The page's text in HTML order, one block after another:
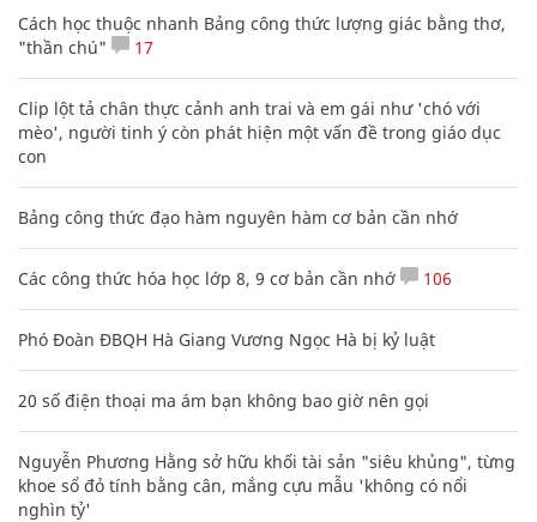
Cách học thuộc nhanh Bảng công thức lượng giác bằng thơ,
"thần chú"
17
Clip lột tả chân thực cảnh anh trai và em gái như 'chó với
mèo', người tinh ý còn phát hiện một vấn đề trong giáo dục
con
Bảng công thức đạo hàm nguyên hàm cơ bản cần nhớ
Các công thức hóa học lớp 8, 9 cơ bản cần nhớ 106
Phó Đoàn ĐBQH Hà Giang Vương Ngọc Hà bị kỷ luật
20 số điện thoại ma ám bạn không bao giờ nên gọi
Nguyễn Phương Hằng sở hữu khối tài sản "siêu khủng", từng
khoe sổ đỏ tính bằng cân, mắng cựu mẫu 'không có nổi
nghìn tỷ'